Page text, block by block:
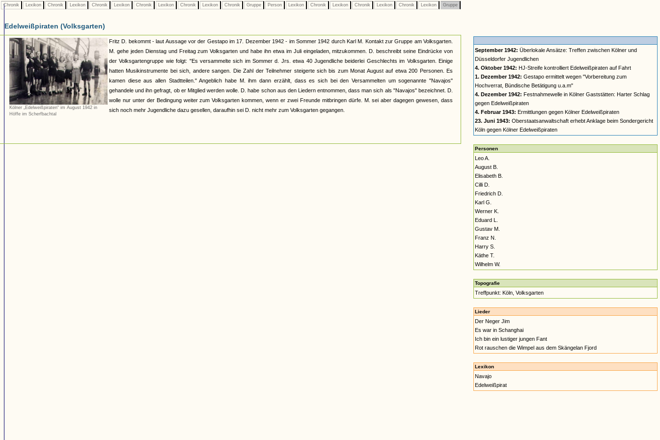
Chronik Lexikon Chronik Lexikon Chronik Lexikon Chronik Lexikon Chronik Lexikon Chronik Gruppe Person Lexikon Chronik Lexikon Chronik Lexikon Chronik Lexikon Gruppe
Edelweißpiraten (Volksgarten)
Kölner „Edelweißpiraten“ im August 1942 in
Höffe im Scherfbachtal
Fritz D. bekommt - laut Aussage vor der Gestapo im 17. Dezember 1942 - im Sommer 1942 durch Karl M. Kontakt zur Gruppe am Volksgarten.
M. gehe jeden Dienstag und Freitag zum Volksgarten und habe ihn etwa im Juli eingeladen, mitzukommen. D. beschreibt seine Eindrücke von
der Volksgartengruppe wie folgt: "Es versammelte sich im Sommer d. Jrs. etwa 40 Jugendliche beiderlei Geschlechts im Volksgarten. Einige
hatten Musikinstrumente bei sich, andere sangen. Die Zahl der Teilnehmer steigerte sich bis zum Monat August auf etwa 200 Personen. Es
kamen diese aus allen Stadtteilen." Angeblich habe M. ihm dann erzählt, dass es sich bei den Versammelten um sogenannte "Navajos"
gehandele und ihn gefragt, ob er Mitglied werden wolle. D. habe schon aus den Liedern entnommen, dass man sich als "Navajos" bezeichnet. D.
wolle nur unter der Bedingung weiter zum Volksgarten kommen, wenn er zwei Freunde mitbringen dürfe. M. sei aber dagegen gewesen, dass
sich noch mehr Jugendliche dazu gesellen, daraufhin sei D. nicht mehr zum Volksgarten gegangen.
September 1942: Überlokale Ansätze: Treffen zwischen Kölner und
Düsseldorfer Jugendlichen
4. Oktober 1942: HJ-Streife kontrolliert Edelweißpiraten auf Fahrt
1. Dezember 1942: Gestapo ermittelt wegen "Vorbereitung zum
Hochverrat, Bündische Betätigung u.a.m"
4. Dezember 1942: Festnahmewelle in Kölner Gaststätten: Harter Schlag
gegen Edelweißpiraten
4. Februar 1943: Ermittlungen gegen Kölner Edelweißpiraten
23. Juni 1943: Oberstaatsanwaltschaft erhebt Anklage beim Sondergericht
Köln gegen Kölner Edelweißpiraten
Personen
Leo A.
August B.
Elisabeth B.
Cilli D.
Friedrich D.
Karl G.
Werner K.
Eduard L.
Gustav M.
Franz N.
Harry S.
Käthe T.
Wilhelm W.
Topografie
Treffpunkt: Köln, Volksgarten
Lieder
Der Neger Jim
Es war in Schanghai
Ich bin ein lustiger jungen Fant
Rot rauschen die Wimpel aus dem Skängelan Fjord
Lexikon
Navajo
Edelweißpirat